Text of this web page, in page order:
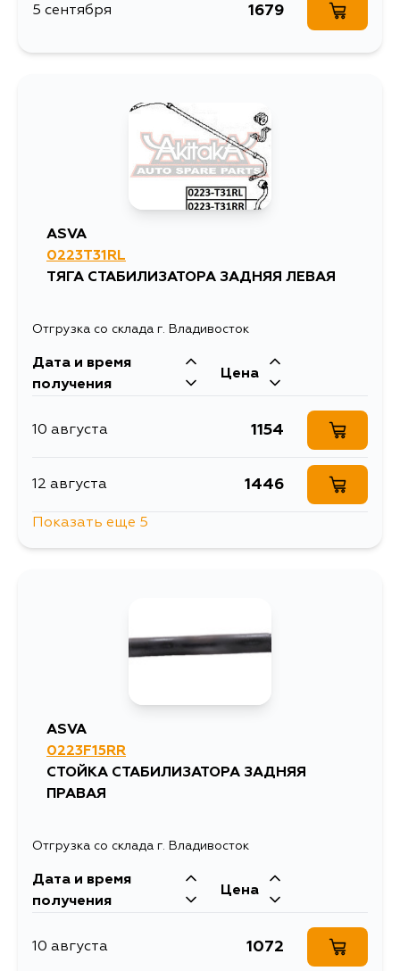
5 сентября 1679
ASVA
0223T31RL
ТЯГА СТАБИЛИЗАТОРА ЗАДНЯЯ ЛЕВАЯ
Отгрузка со склада г. Владивосток
Дата и время
получения
Цена
10 августа 1154
12 августа 1446
1461
1415
5 сентября
Показать еще 5
ASVA
0223F15RR
СТОЙКА СТАБИЛИЗАТОРА ЗАДНЯЯ
ПРАВАЯ
Отгрузка со склада г. Владивосток
Дата и время
получения
Цена
10 августа 1072